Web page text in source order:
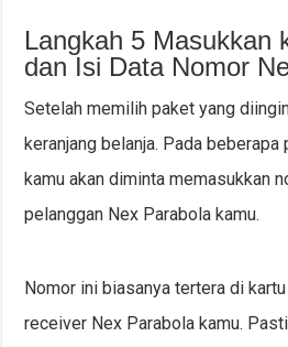
Langkah 5 Masukkan
dan Isi Data Nomor
Setelah memilih paket yang
keranjang belanja. Pada
kamu akan diminta memasukkan
pelanggan Nex Parabola kamu.
Nomor ini biasanya tertera di
receiver Nex Parabola kamu.